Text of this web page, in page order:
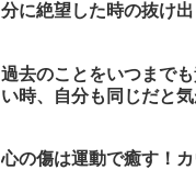
分に絶望した時の抜け出
過去のことをいつまで
い時、自分も同じだと気
心の傷は運動で癒す！